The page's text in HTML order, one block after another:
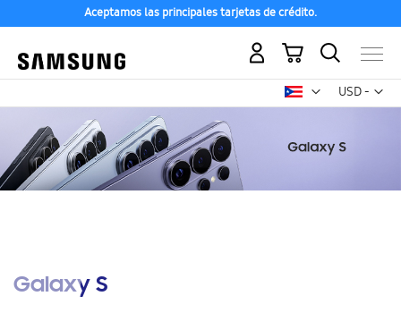
Aceptamos las principales tarjetas de crédito.
USD -
dólar
Mi carrito
Galaxy S